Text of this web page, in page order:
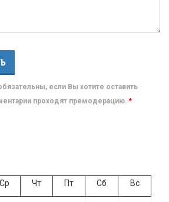
если Вы хотите оставить
проходят премодерацию. *
Ср Чт Пт Сб Вс